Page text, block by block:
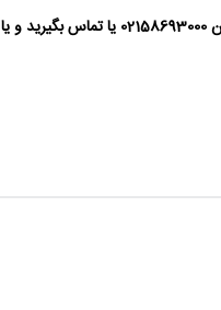
پرداخت بصورت چک فعلا در سایت فعال نمی باشد. در صورتی که مشتری حقوقی هستید و الزام به